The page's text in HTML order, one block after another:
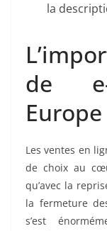
la
de e-
Europe
Les ventes en
de choix au
qu’avec la
la fermeture
s’est